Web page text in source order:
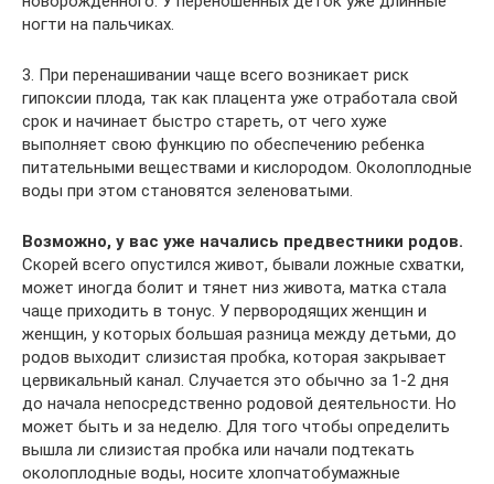
ногти на пальчиках.
3. При перенашивании чаще всего возникает риск
гипоксии плода, так как плацента уже отработала свой
срок и начинает быстро стареть, от чего хуже
выполняет свою функцию по обеспечению ребенка
питательными веществами и кислородом. Околоплодные
воды при этом становятся зеленоватыми.
Возможно, у вас уже начались предвестники родов.
Скорей всего опустился живот, бывали ложные схватки,
может иногда болит и тянет низ живота, матка стала
чаще приходить в тонус. У первородящих женщин и
женщин, у которых большая разница между детьми, до
родов выходит слизистая пробка, которая закрывает
цервикальный канал. Случается это обычно за 1-2 дня
до начала непосредственно родовой деятельности. Но
может быть и за неделю. Для того чтобы определить
вышла ли слизистая пробка или начали подтекать
околоплодные воды, носите хлопчатобумажные